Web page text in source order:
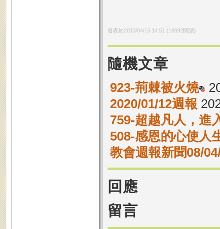
發表於2013/04/15 14:51 (18692 閱讀)
隨機文章
923-荊棘被火燒
2020/01/12週報
759-超越凡人，進
508-感恩的心使人
教會週報新聞08/
回應
留言